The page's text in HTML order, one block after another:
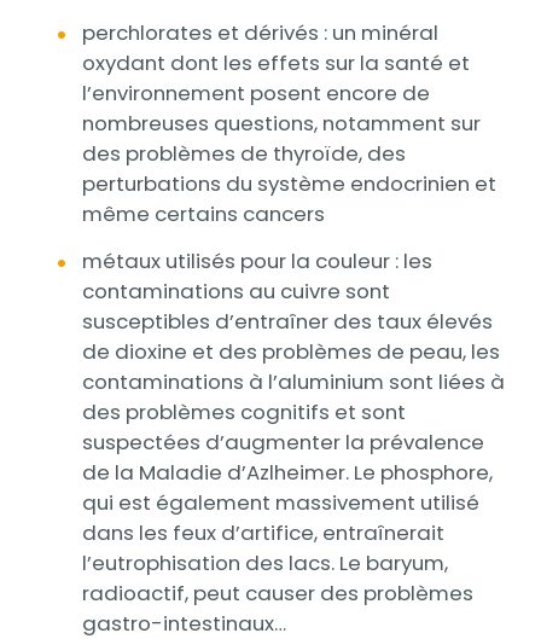
perchlorates et dérivés : un minéral
oxydant dont les effets sur la santé et
l’environnement posent encore de
nombreuses questions, notamment sur
des problèmes de thyroïde, des
perturbations du système endocrinien et
même certains cancers
métaux utilisés pour la couleur : les
contaminations au cuivre sont
susceptibles d’entraîner des taux élevés
de dioxine et des problèmes de peau, les
contaminations à l’aluminium sont liées à
des problèmes cognitifs et sont
suspectées d’augmenter la prévalence
de la Maladie d’Azlheimer. Le phosphore,
qui est également massivement utilisé
dans les feux d’artifice, entraînerait
l’eutrophisation des lacs. Le baryum,
radioactif, peut causer des problèmes
gastro-intestinaux…